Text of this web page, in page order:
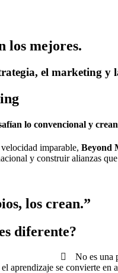
los mejores.
el marketing
lo convencional y
imparable, Beyond
y construir alianzas
los crean.”
diferente?
No es una
aprendizaje se convierte en